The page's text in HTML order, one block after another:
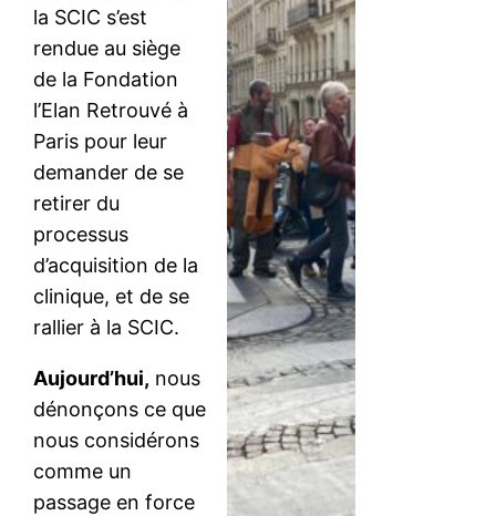
la SCIC s’est
rendue au siège
de la Fondation
l’Elan Retrouvé à
Paris pour leur
demander de se
retirer du
processus
d’acquisition de la
clinique, et de se
rallier à la SCIC.
Aujourd’hui, nous
dénonçons ce que
nous considérons
comme un
passage en force